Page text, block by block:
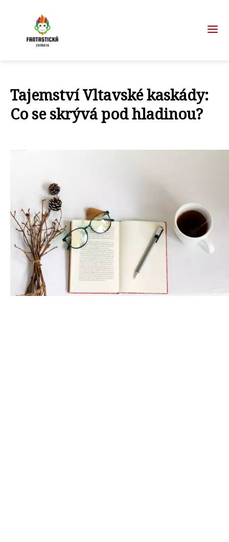
Tajemství Vltavské kaskády:
Co se skrývá pod hladinou?